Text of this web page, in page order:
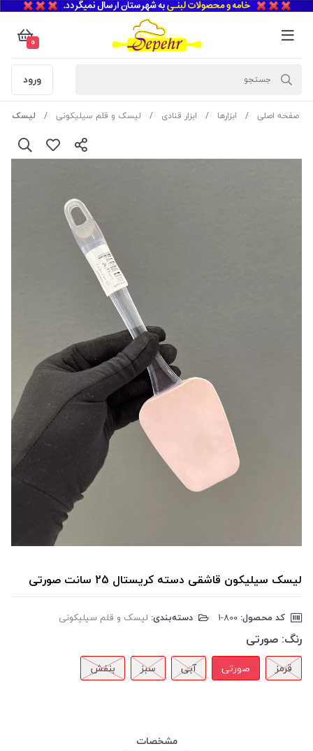
0
ورود
صفحه اصلی ابزارها ابزار قنادی لیسک و قلم سیلیکونی لیسک
لیسک سیلیکون قاشقی دسته کریستال 25 سانت صورتی
کد محصول: دسته‌بندی: لیسک و قلم سیلیکونی
رنگ: صورتی
قرمز صورتی آبی سبز بنفش
مشخصات